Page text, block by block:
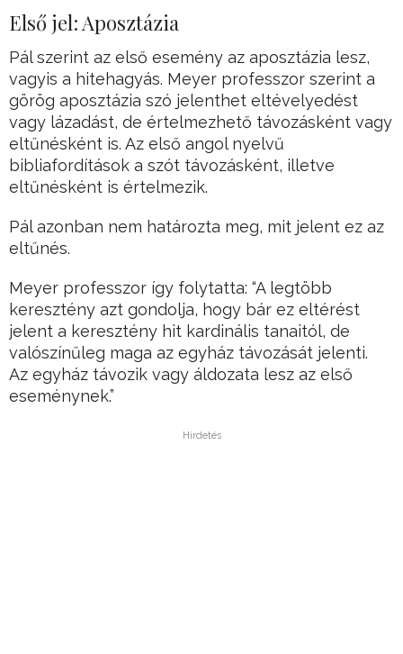
Első jel: Aposztázia
Pál szerint az első esemény az aposztázia lesz,
vagyis a hitehagyás. Meyer professzor szerint a
görög aposztázia szó jelenthet eltévelyedést
vagy lázadást, de értelmezhető távozásként vagy
eltűnésként is. Az első angol nyelvű
bibliafordítások a szót távozásként, illetve
eltűnésként is értelmezik.
Pál azonban nem határozta meg, mit jelent ez az
eltűnés.
Meyer professzor így folytatta: “A legtöbb
keresztény azt gondolja, hogy bár ez eltérést
jelent a keresztény hit kardinális tanaitól, de
valószínűleg maga az egyház távozását jelenti.
Az egyház távozik vagy áldozata lesz az első
eseménynek.”
Hirdetés